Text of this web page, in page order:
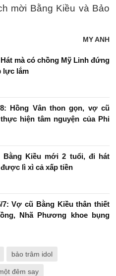
mời Bằng Kiều và Bảo
MY ANH
mà có chồng Mỹ Linh đứng
lực lắm
Hồng Vân thon gọn, vợ cũ
hiện tâm nguyện của Phi
Bằng Kiều mới 2 tuổi, đi hát
lì xì cả xấp tiền
7: Vợ cũ Bằng Kiều thân thiết
Nhã Phương khoe bụng
bảo trâm idol
đêm say